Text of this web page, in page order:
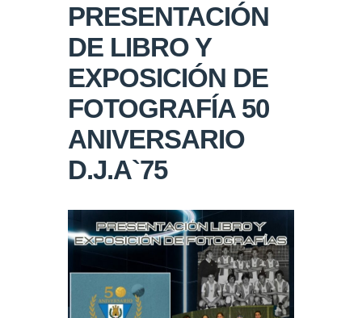
PRESENTACIÓN
DE LIBRO Y
EXPOSICIÓN DE
FOTOGRAFÍA 50
ANIVERSARIO
D.J.A`75